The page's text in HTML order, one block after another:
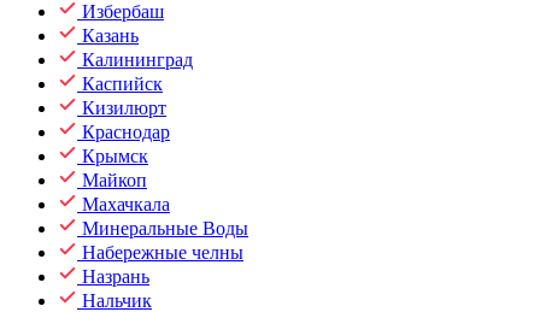
Избербаш
Казань
Калининград
Каспийск
Кизилюрт
Краснодар
Крымск
Майкоп
Махачкала
Минеральные Воды
Набережные челны
Назрань
Нальчик